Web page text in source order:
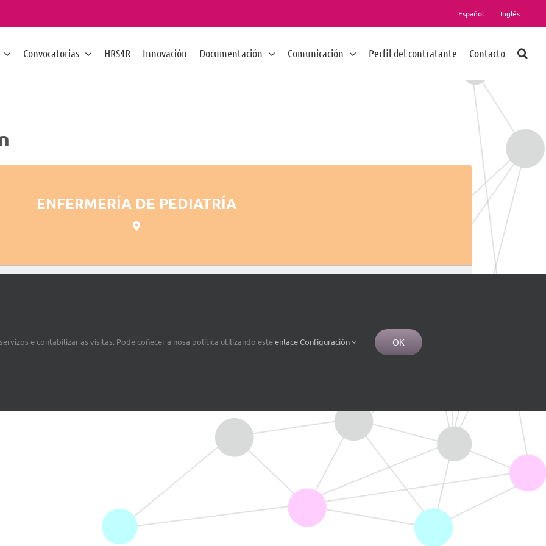
Español Inglés
Convocatorias HRS4R Innovación Documentación Comunicación Perfil del contratante Contacto
ENFERMERÍA DE PEDIATRÍA
e contabilizar as visitas. Pode coñecer a nosa política utilizando esteenlaceConfiguración OK